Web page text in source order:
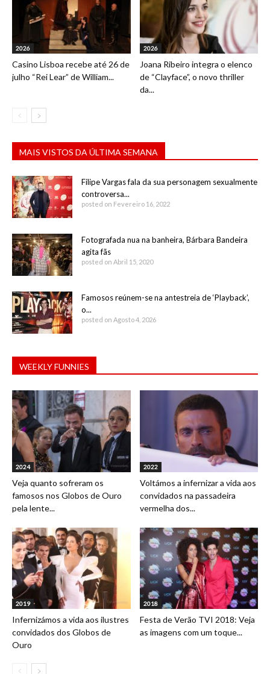
2026
Casino Lisboa recebe até 26 de
julho “Rei Lear” de William...
2026
Joana Ribeiro integra o elenco
de “Clayface”, o novo thriller
da...
MAIS VISTOS DA ÚLTIMA SEMANA
Filipe Vargas fala da sua personagem sexualmente
controversa...
posted on Fevereiro 16, 2022
Fotografada nua na banheira, Bárbara Bandeira
agita fãs
posted on Abril 15, 2020
Famosos reúnem-se na antestreia de ‘Playback’,
o...
posted on Agosto 4, 2026
WEEKLY FUNNIES
2024
Veja quanto sofreram os
famosos nos Globos de Ouro
pela lente...
2022
Voltámos a infernizar a vida aos
convidados na passadeira
vermelha dos...
2019
Infernizámos a vida aos ilustres
convidados dos Globos de
Ouro
2018
Festa de Verão TVI 2018: Veja
as imagens com um toque...